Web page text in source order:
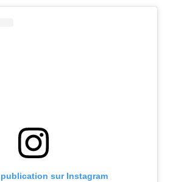
sur Instagram